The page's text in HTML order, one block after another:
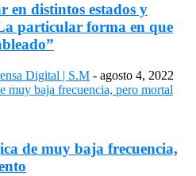
en distintos estados y
particular forma en que
Digital | S.M - agosto 4, 2022
de muy baja frecuencia,